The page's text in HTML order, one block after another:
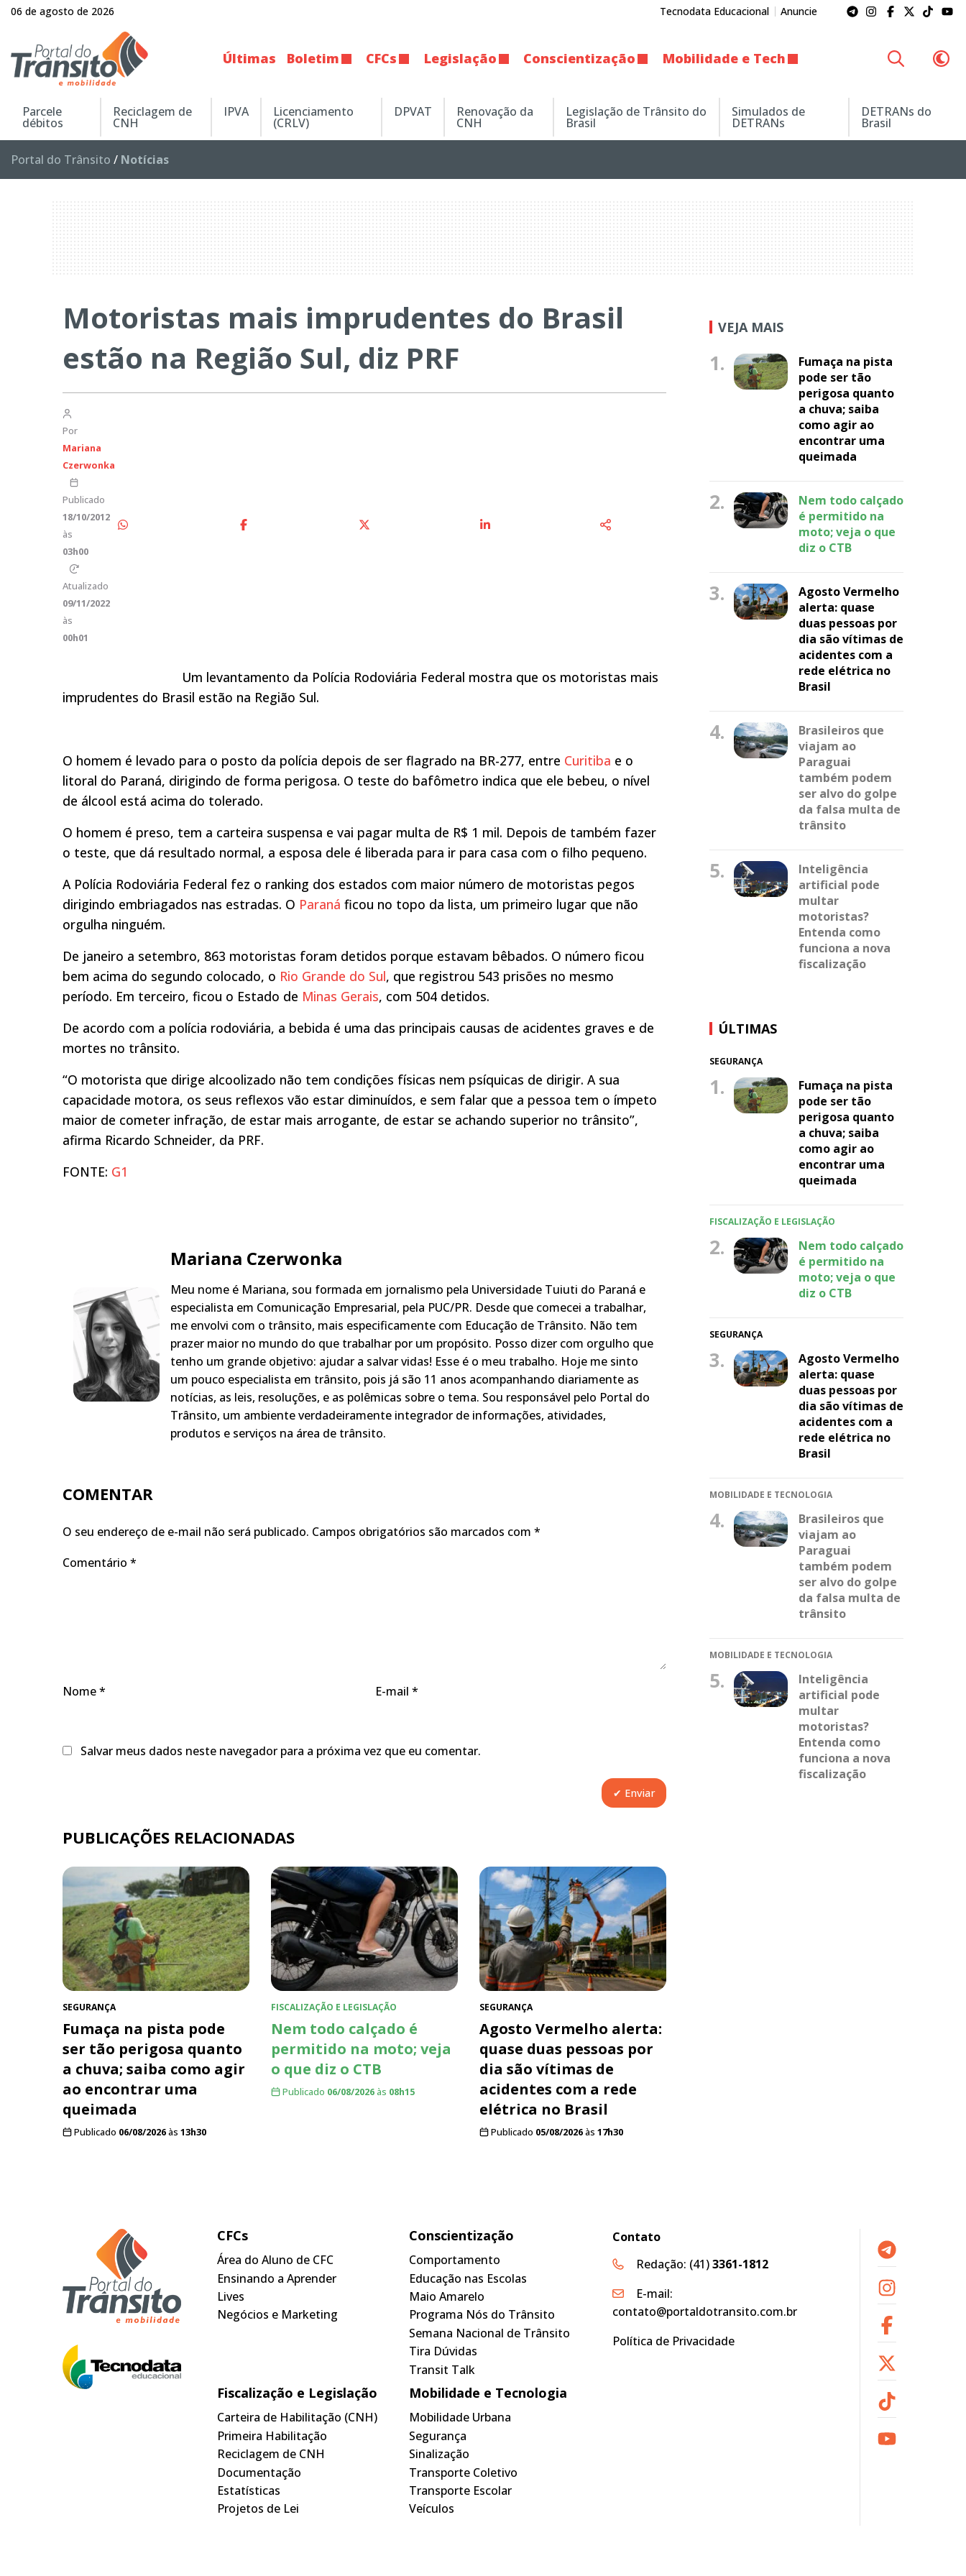
06 de agosto de 2026 Tecnodata Educacional Anuncie
Últimas Boletim CFCs Legislação Conscientização Mobilidade e Tech
Parcele
débitos
Reciclagem de
CNH
IPVA Licenciamento
(CRLV)
DPVAT Renovação da
CNH
Legislação de Trânsito do
Brasil
Simulados de
DETRANs
DETRANs do
Brasil
Portal do Trânsito / Notícias
Motoristas mais imprudentes do Brasil
estão na Região Sul, diz PRF
Por
Mariana
Czerwonka
Publicado
18/10/2012
às
03h00
Atualizado
09/11/2022
às
00h01
Um levantamento da Polícia Rodoviária Federal mostra que os motoristas mais
imprudentes do Brasil estão na Região Sul.
O homem é levado para o posto da polícia depois de ser flagrado na BR-277, entre Curitiba e o
litoral do Paraná, dirigindo de forma perigosa. O teste do bafômetro indica que ele bebeu, o nível
de álcool está acima do tolerado.
O homem é preso, tem a carteira suspensa e vai pagar multa de R$ 1 mil. Depois de também fazer
o teste, que dá resultado normal, a esposa dele é liberada para ir para casa com o filho pequeno.
A Polícia Rodoviária Federal fez o ranking dos estados com maior número de motoristas pegos
dirigindo embriagados nas estradas. O Paraná ficou no topo da lista, um primeiro lugar que não
orgulha ninguém.
De janeiro a setembro, 863 motoristas foram detidos porque estavam bêbados. O número ficou
bem acima do segundo colocado, o Rio Grande do Sul, que registrou 543 prisões no mesmo
período. Em terceiro, ficou o Estado de Minas Gerais, com 504 detidos.
De acordo com a polícia rodoviária, a bebida é uma das principais causas de acidentes graves e de
mortes no trânsito.
“O motorista que dirige alcoolizado não tem condições físicas nem psíquicas de dirigir. A sua
capacidade motora, os seus reflexos vão estar diminuídos, e sem falar que a pessoa tem o ímpeto
maior de cometer infração, de estar mais arrogante, de estar se achando superior no trânsito”,
afirma Ricardo Schneider, da PRF.
FONTE: G1
Mariana Czerwonka
Meu nome é Mariana, sou formada em jornalismo pela Universidade Tuiuti do Paraná e
especialista em Comunicação Empresarial, pela PUC/PR. Desde que comecei a trabalhar,
me envolvi com o trânsito, mais especificamente com Educação de Trânsito. Não tem
prazer maior no mundo do que trabalhar por um propósito. Posso dizer com orgulho que
tenho um grande objetivo: ajudar a salvar vidas! Esse é o meu trabalho. Hoje me sinto
um pouco especialista em trânsito, pois já são 11 anos acompanhando diariamente as
notícias, as leis, resoluções, e as polêmicas sobre o tema. Sou responsável pelo Portal do
Trânsito, um ambiente verdadeiramente integrador de informações, atividades,
produtos e serviços na área de trânsito.
COMENTAR
O seu endereço de e-mail não será publicado. Campos obrigatórios são marcados com *
Comentário *
Nome* E-mail *
Salvar meus dados neste navegador para a próxima vez que eu comentar.
PUBLICAÇÕES RELACIONADAS
SEGURANÇA
Fumaça na pista pode
ser tão perigosa quanto
a chuva; saiba como agir
ao encontrar uma
queimada
Publicado 06/08/2026às 13h30
FISCALIZAÇÃO E LEGISLAÇÃO
Nem todo calçado é
permitido na moto; veja
o que diz o CTB
Publicado 06/08/2026às 08h15
SEGURANÇA
Agosto Vermelho alerta:
quase duas pessoas por
dia são vítimas de
acidentes com a rede
elétrica no Brasil
Publicado 05/08/2026às 17h30
VEJA MAIS
1.
Fumaça na pista
pode ser tão
perigosa quanto
a chuva; saiba
como agir ao
encontrar uma
queimada
2.
Nem todo calçado
é permitido na
moto; veja o que
diz o CTB
3.
Agosto Vermelho
alerta: quase
duas pessoas por
dia são vítimas de
acidentes com a
rede elétrica no
Brasil
4.
Brasileiros que
viajam ao
Paraguai
também podem
ser alvo do golpe
da falsa multa de
trânsito
5.
Inteligência
artificial pode
multar
motoristas?
Entenda como
funciona a nova
fiscalização
ÚLTIMAS
SEGURANÇA
1.
Fumaça na pista
pode ser tão
perigosa quanto
a chuva; saiba
como agir ao
encontrar uma
queimada
FISCALIZAÇÃO E LEGISLAÇÃO
2.
Nem todo calçado
é permitido na
moto; veja o que
diz o CTB
SEGURANÇA
3.
Agosto Vermelho
alerta: quase
duas pessoas por
dia são vítimas de
acidentes com a
rede elétrica no
Brasil
MOBILIDADE E TECNOLOGIA
4.
Brasileiros que
viajam ao
Paraguai
também podem
ser alvo do golpe
da falsa multa de
trânsito
MOBILIDADE E TECNOLOGIA
5.
Inteligência
artificial pode
multar
motoristas?
Entenda como
funciona a nova
fiscalização
CFCs
Área do Aluno de CFC
Ensinando a Aprender
Lives
Negócios e Marketing
Conscientização
Comportamento
Educação nas Escolas
Maio Amarelo
Programa Nós do Trânsito
Semana Nacional de Trânsito
Tira Dúvidas
Transit Talk
Fiscalização e Legislação
Carteira de Habilitação (CNH)
Primeira Habilitação
Reciclagem de CNH
Documentação
Estatísticas
Projetos de Lei
Mobilidade e Tecnologia
Mobilidade Urbana
Segurança
Sinalização
Transporte Coletivo
Transporte Escolar
Veículos
Contato
Redação: (41)3361-1812
E-mail:
contato@portaldotransito.com.br
Política de Privacidade